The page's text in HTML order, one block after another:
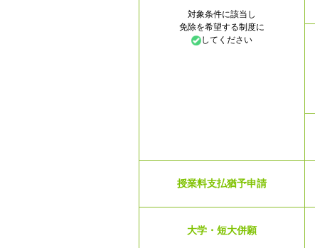
対象条件に該当し
免除を希望する制度に
してください
授業料支払猶予申請
大学・短大併願